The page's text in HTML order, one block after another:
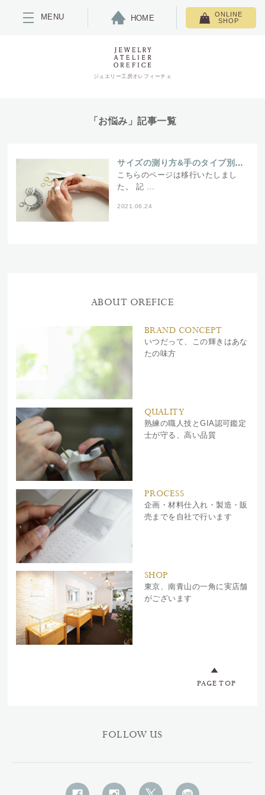
MENU HOME
ONLINE
SHOP
ジュエリー工房オレフィーチェ
「お悩み」記事一覧
サイズの測り方&手のタイプ別選び方~私にぴったりなリングが欲しい！
こちらのページは移行いたしまし
た。 記 …
2021.06.24
ABOUT OREFICE
BRAND CONCEPT
いつだって、この輝きはあな
たの味方
QUALITY
熟練の職人技とGIA認可鑑定
士が守る、高い品質
PROCESS
企画・材料仕入れ・製造・販
売までを自社で行います
SHOP
東京、南青山の一角に実店舗
がございます
PAGE TOP
FOLLOW US